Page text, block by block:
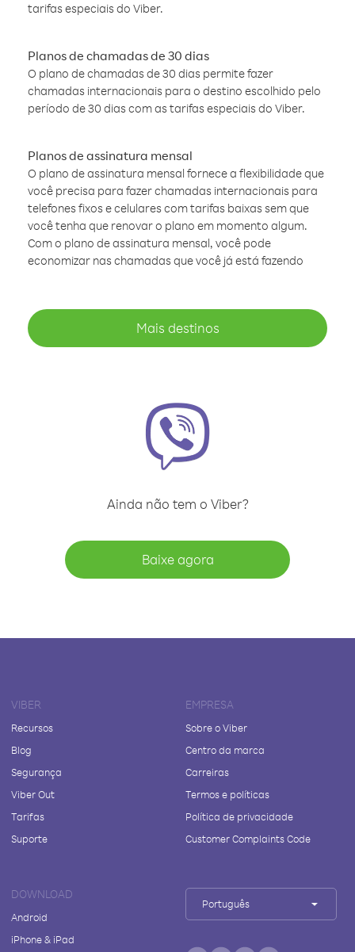
tarifas especiais do Viber.
Planos de chamadas de 30 dias
O plano de chamadas de 30 dias permite fazer
chamadas internacionais para o destino escolhido pelo
período de 30 dias com as tarifas especiais do Viber.
Planos de assinatura mensal
O plano de assinatura mensal fornece a flexibilidade que
você precisa para fazer chamadas internacionais para
telefones fixos e celulares com tarifas baixas sem que
você tenha que renovar o plano em momento algum.
Com o plano de assinatura mensal, você pode
economizar nas chamadas que você já está fazendo
Mais destinos
Ainda não tem o Viber?
Baixe agora
VIBER
Recursos
Blog
Segurança
Viber Out
Tarifas
Suporte
EMPRESA
Sobre o Viber
Centro da marca
Carreiras
Termos e políticas
Política de privacidade
Customer Complaints Code
DOWNLOAD
Android
iPhone & iPad
Português